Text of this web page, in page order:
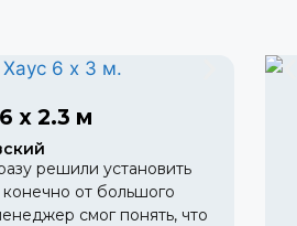
х 2.3 м
решили установить
конечно от большого
смог понять, что